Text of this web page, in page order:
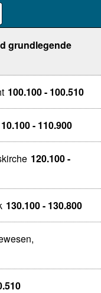
grundlegende
100.100 - 100.510
- 110.900
120.100 -
130.100 - 130.800